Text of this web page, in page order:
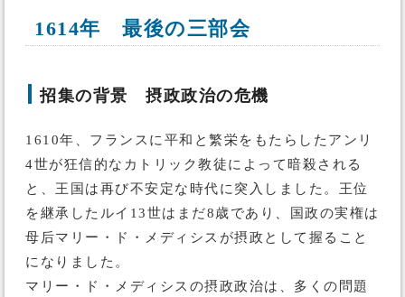
1614年 最後の三部会
招集の背景 摂政政治の危機
1610年、フランスに平和と繁栄をもたらしたアンリ
4世が狂信的なカトリック教徒によって暗殺される
と、王国は再び不安定な時代に突入しました。王位
を継承したルイ13世はまだ8歳であり、国政の実権は
母后マリー・ド・メディシスが摂政として握ること
になりました。
マリー・ド・メディシスの摂政政治は、多くの問題